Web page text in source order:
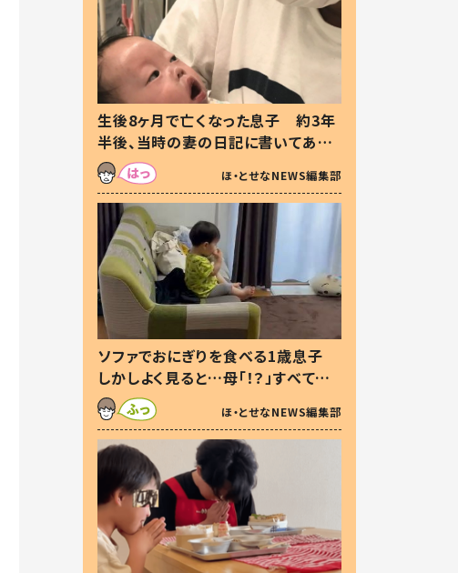
生後8ヶ月で亡くなった息子 約3年
半後、当時の妻の日記に書いてあっ
た本音とは
ほ・とせなNEWS編集部
ソファでおにぎりを食べる1歳息子
しかしよく見ると…母「！？」すべてを
察した母の投稿に「可愛いから許
す！」「現行犯〜」
ほ・とせなNEWS編集部